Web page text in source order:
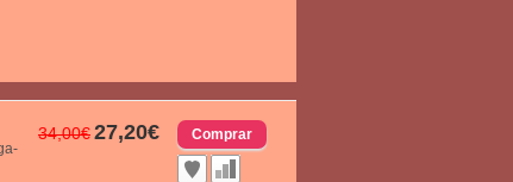
34,00€27,20€